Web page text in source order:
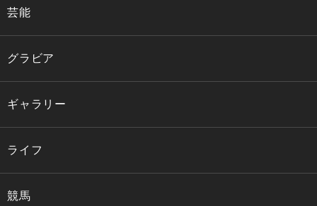
芸能
グラビア
ギャラリー
ライフ
競馬